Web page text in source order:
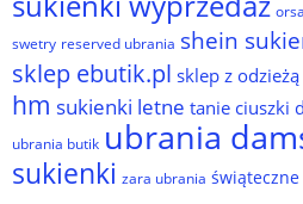
swetry reserved ubrania shein
sklep ebutik.pl sklep z odzieżą
hm sukienki letne tanie ciuszki
ubrania butik ubrania
sukienki zara ubrania